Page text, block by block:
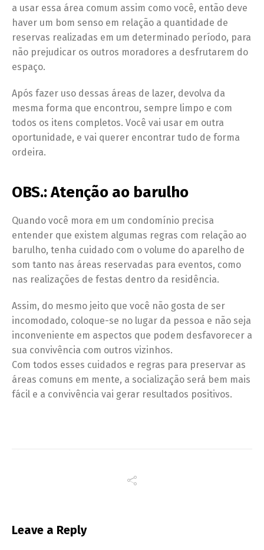
a usar essa área comum assim como você, então deve
haver um bom senso em relação a quantidade de
reservas realizadas em um determinado período, para
não prejudicar os outros moradores a desfrutarem do
espaço.
Após fazer uso dessas áreas de lazer, devolva da
mesma forma que encontrou, sempre limpo e com
todos os itens completos. Você vai usar em outra
oportunidade, e vai querer encontrar tudo de forma
ordeira.
OBS.: Atenção ao barulho
Quando você mora em um condomínio precisa
entender que existem algumas regras com relação ao
barulho, tenha cuidado com o volume do aparelho de
som tanto nas áreas reservadas para eventos, como
nas realizações de festas dentro da residência.
Assim, do mesmo jeito que você não gosta de ser
incomodado, coloque-se no lugar da pessoa e não seja
inconveniente em aspectos que podem desfavorecer a
sua convivência com outros vizinhos.
Com todos esses cuidados e regras para preservar as
áreas comuns em mente, a socialização será bem mais
fácil e a convivência vai gerar resultados positivos.
Leave a Reply